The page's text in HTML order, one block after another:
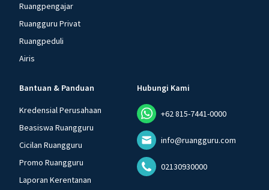
Ruangpengajar
Ruangguru Privat
Ruangpeduli
Airis
Bantuan & Panduan
Kredensial Perusahaan
Beasiswa Ruangguru
Cicilan Ruangguru
Promo Ruangguru
Laporan Kerentanan
Hubungi Kami
+62 815-7441-0000
info@ruangguru.com
02130930000